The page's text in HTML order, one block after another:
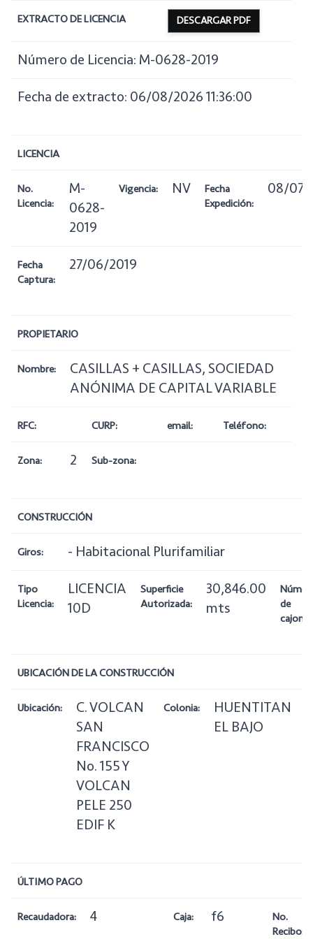
EXTRACTO DE LICENCIA DESCARGAR PDF
Número de Licencia: M-0628-2019
Fecha de extracto: 06/08/2026 11:36:00
LICENCIA
No.
Licencia:
M-
0628-
2019
Vigencia: NV
Fecha
Expedición:
08/07/
Fecha
Captura:
27/06/2019
PROPIETARIO
Nombre:
CASILLAS + CASILLAS, SOCIEDAD
ANÓNIMA DE CAPITAL VARIABLE
RFC: CURP: email: Teléfono:
Zona: 2 Sub-zona:
CONSTRUCCIÓN
Giros: - Habitacional Plurifamiliar
Tipo
Licencia:
LICENCIA
10D
Superficie
Autorizada:
30,846.00
mts
de
UBICACIÓN DE LA CONSTRUCCIÓN
Ubicación:
C. VOLCAN
SAN
FRANCISCO
No. 155 Y
VOLCAN
PELE 250
EDIF K
Colonia:
HUENTITAN
EL BAJO
ÚLTIMO PAGO
Recaudadora: 4 Caja: f6
No.
Recibo: